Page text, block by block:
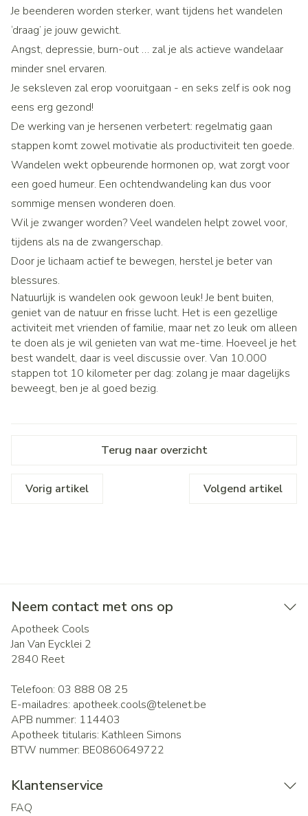
Je beenderen worden sterker, want tijdens het wandelen
‘draag’ je jouw gewicht.
Angst, depressie, burn-out … zal je als actieve wandelaar
minder snel ervaren.
Je seksleven zal erop vooruitgaan - en seks zelf is ook nog
eens erg gezond!
De werking van je hersenen verbetert: regelmatig gaan
stappen komt zowel motivatie als productiviteit ten goede.
Wandelen wekt opbeurende hormonen op, wat zorgt voor
een goed humeur. Een ochtendwandeling kan dus voor
sommige mensen wonderen doen.
Wil je zwanger worden? Veel wandelen helpt zowel voor,
tijdens als na de zwangerschap.
Door je lichaam actief te bewegen, herstel je beter van
blessures.
Natuurlijk is wandelen ook gewoon leuk! Je bent buiten,
geniet van de natuur en frisse lucht. Het is een gezellige
activiteit met vrienden of familie, maar net zo leuk om alleen
te doen als je wil genieten van wat me-time. Hoeveel je het
best wandelt, daar is veel discussie over. Van 10.000
stappen tot 10 kilometer per dag: zolang je maar dagelijks
beweegt, ben je al goed bezig.
Terug naar overzicht
Vorig artikel Volgend artikel
Neem contact met ons op
Apotheek Cools
Jan Van Eycklei 2
2840 Reet
Telefoon: 03 888 08 25
E-mailadres: apotheek.cools@telenet.be
APB nummer: 114403
Apotheek titularis: Kathleen Simons
BTW nummer: BE0860649722
Klantenservice
FAQ